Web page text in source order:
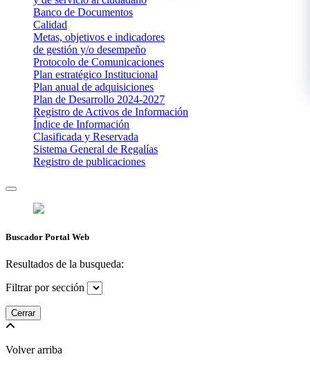
Banco de Documentos
Calidad
Metas, objetivos e indicadores
de gestión y/o desempeño
Protocolo de Comunicaciones
Plan estratégico Institucional
Plan anual de adquisiciones
Plan de Desarrollo 2024-2027
​Registro de Activos de Información​​
Índice de Información
Clasificada y Reservada
Sistema General de Regalías
Registro de publicaciones
Buscador Portal Web
Resultados de la busqueda:
Filtrar por sección
Cerrar
Volver arriba